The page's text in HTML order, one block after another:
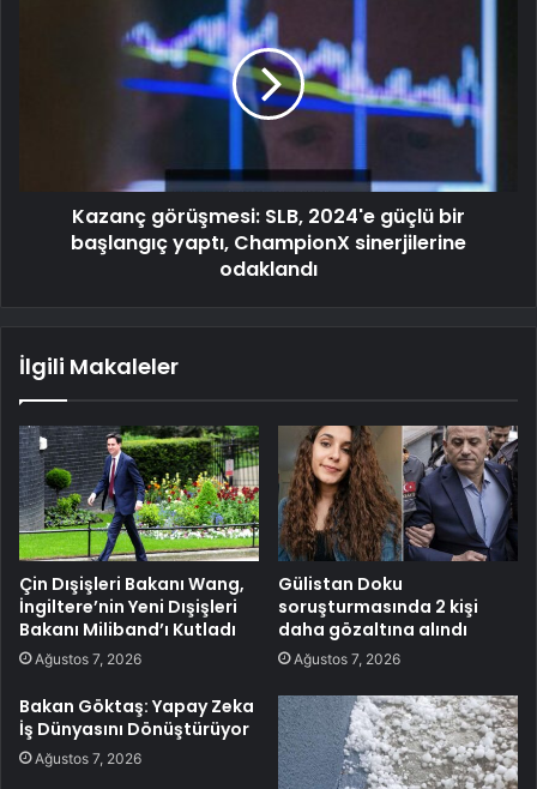
Kazanç görüşmesi: SLB, 2024'e güçlü bir
başlangıç yaptı, ChampionX sinerjilerine
odaklandı
İlgili Makaleler
Çin Dışişleri Bakanı Wang,
İngiltere’nin Yeni Dışişleri
Bakanı Miliband’ı Kutladı
Ağustos 7, 2026
Gülistan Doku
soruşturmasında 2 kişi
daha gözaltına alındı
Ağustos 7, 2026
Bakan Göktaş: Yapay Zeka
İş Dünyasını Dönüştürüyor
Ağustos 7, 2026